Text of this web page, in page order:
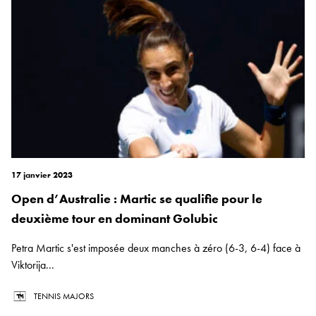
17 janvier 2023
Open d’Australie : Martic se qualifie pour le
deuxième tour en dominant Golubic
Petra Martic s'est imposée deux manches à zéro (6-3, 6-4) face à
Viktorija...
TENNIS MAJORS